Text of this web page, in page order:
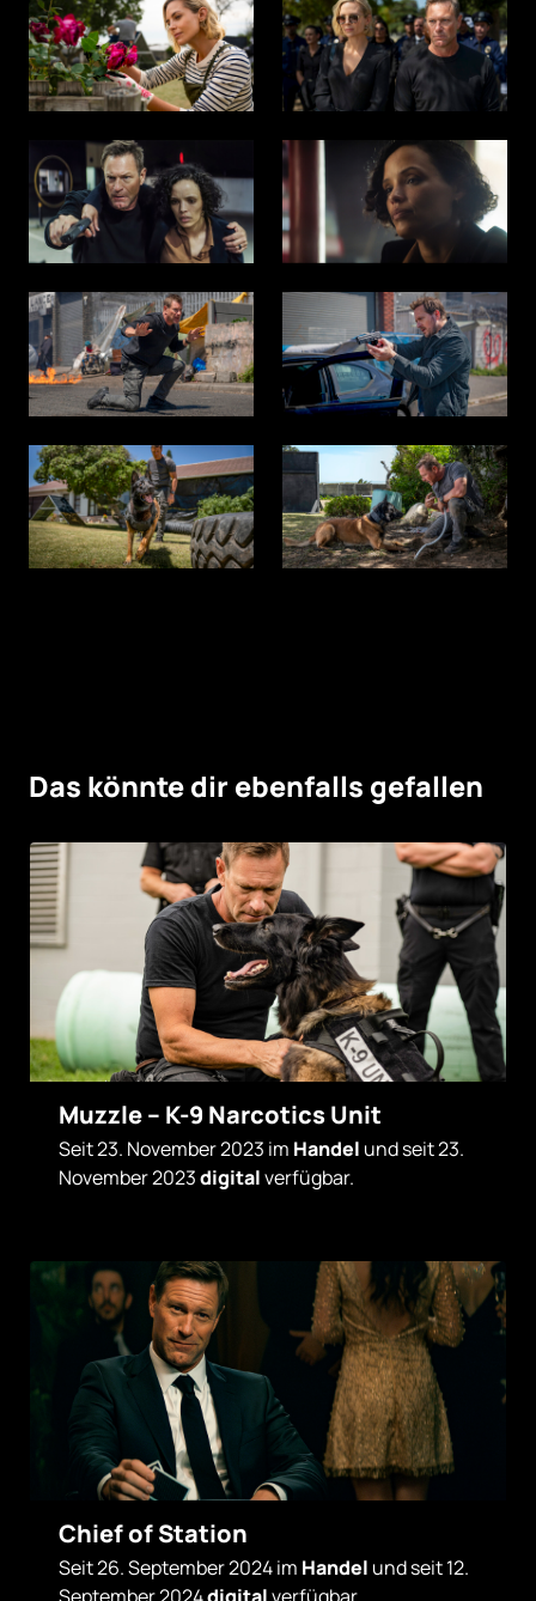
Das könnte dir ebenfalls gefallen
Muzzle – K-9 Narcotics Unit
Seit 23. November 2023 im Handel und seit 23.
November 2023digitalverfügbar.
Chief of Station
Seit 26. September 2024 im Handel und seit 12.